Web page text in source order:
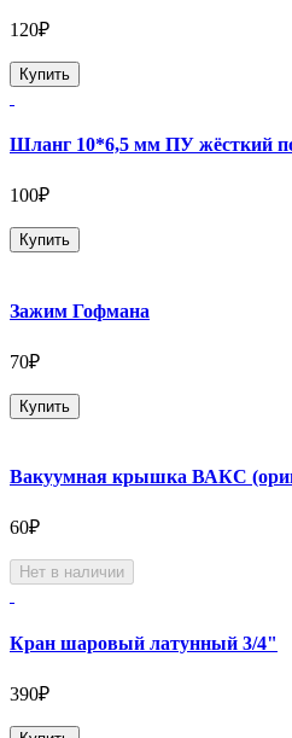
120₽
Купить
Шланг 10*6,5 мм ПУ жёсткий
100₽
Купить
Зажим Гофмана
70₽
Купить
Вакуумная крышка ВАКС
60₽
Нет в наличии
Кран шаровый латунный 3/4"
390₽